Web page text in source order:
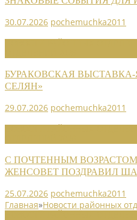
30.07.2026 pochemuchka2011
БУРАКОВСКАЯ
СЕЛЯН»
29.07.2026 pochemuchka2011
С ПОЧТЕННЫМ
ЖЕНСОВЕТ ПОЗДРАВИЛ
25.07.2026 pochemuchka2011
Главная»Новости районных